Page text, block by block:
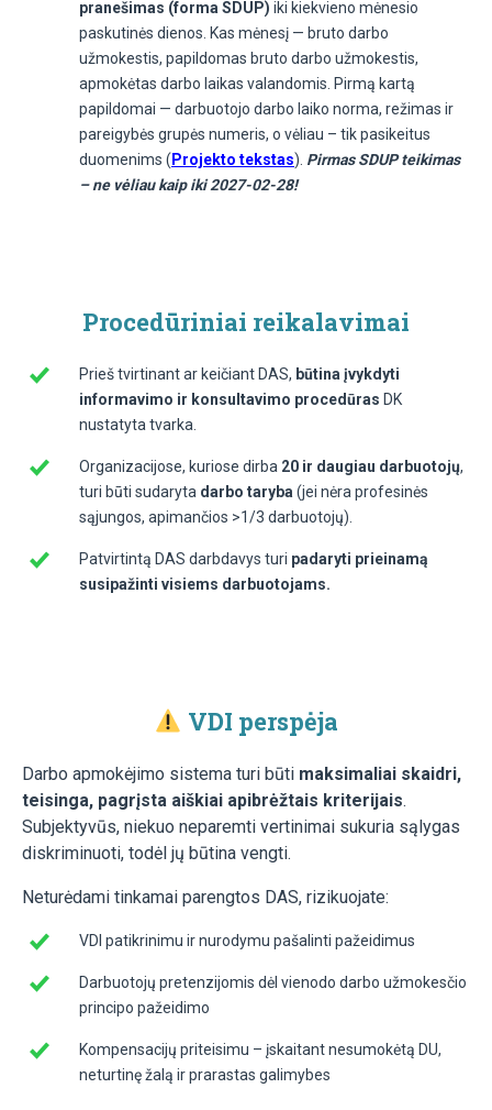
pranešimas (forma SDUP) iki kiekvieno mėnesio
paskutinės dienos. Kas mėnesį — bruto darbo
užmokestis, papildomas bruto darbo užmokestis,
apmokėtas darbo laikas valandomis. Pirmą kartą
papildomai — darbuotojo darbo laiko norma, režimas ir
pareigybės grupės numeris, o vėliau – tik pasikeitus
duomenims ( Projekto tekstas). Pirmas SDUP teikimas
– ne vėliau kaip iki 2027-02-28!
Procedūriniai reikalavimai
Prieš tvirtinant ar keičiant DAS, būtina įvykdyti
informavimo ir konsultavimo procedūras DK
nustatyta tvarka.
Organizacijose, kuriose dirba 20 ir daugiau darbuotojų,
turi būti sudaryta darbo taryba (jei nėra profesinės
sąjungos, apimančios >1/3 darbuotojų).
Patvirtintą DAS darbdavys turi padaryti prieinamą
susipažinti visiems darbuotojams.
VDI perspėja
Darbo apmokėjimo sistema turi būti maksimaliai skaidri,
teisinga, pagrįsta aiškiai apibrėžtais kriterijais.
Subjektyvūs, niekuo neparemti vertinimai sukuria sąlygas
diskriminuoti, todėl jų būtina vengti.
Neturėdami tinkamai parengtos DAS, rizikuojate:
VDI patikrinimu ir nurodymu pašalinti pažeidimus
Darbuotojų pretenzijomis dėl vienodo darbo užmokesčio
principo pažeidimo
Kompensacijų priteisimu – įskaitant nesumokėtą DU,
neturtinę žalą ir prarastas galimybes